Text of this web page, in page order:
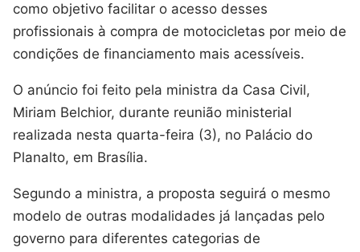
como objetivo facilitar o acesso desses
profissionais à compra de motocicletas por meio de
condições de financiamento mais acessíveis.
O anúncio foi feito pela ministra da Casa Civil,
Miriam Belchior, durante reunião ministerial
realizada nesta quarta-feira (3), no Palácio do
Planalto, em Brasília.
Segundo a ministra, a proposta seguirá o mesmo
modelo de outras modalidades já lançadas pelo
governo para diferentes categorias de